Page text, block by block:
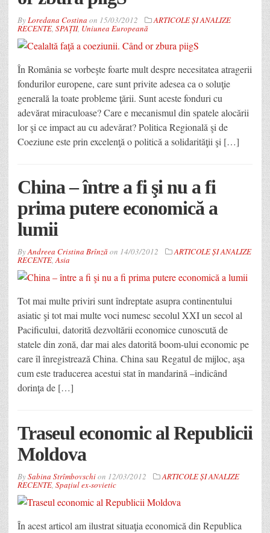
ByLoredana Costina on 15/03/2012 ARTICOLE ȘI ANALIZE
RECENTE, SPAȚII, Uniunea Europeană
În România se vorbeşte foarte mult despre necesitatea atragerii
fondurilor europene, care sunt privite adesea ca o soluţie
generală la toate probleme ţării. Sunt aceste fonduri cu
adevărat miraculoase? Care e mecanismul din spatele alocării
lor şi ce impact au cu adevărat? Politica Regională şi de
Coeziune este prin excelenţă o politică a solidarităţii şi […]
China – între a fi şi nu a fi
prima putere economică a
lumii
ByAndreea Cristina Brînzăon 14/03/2012 ARTICOLE ȘI ANALIZE
RECENTE,Asia
Tot mai multe priviri sunt îndreptate asupra continentului
asiatic şi tot mai multe voci numesc secolul XXI un secol al
Pacificului, datorită dezvoltării economice cunoscută de
statele din zonă, dar mai ales datorită boom-ului economic pe
care îl înregistrează China. China sau Regatul de mijloc, aşa
cum este traducerea acestui stat în mandarină –indicând
dorinţa de […]
Traseul economic al Republicii
Moldova
BySabina Strîmbovschion 12/03/2012 ARTICOLE ȘI ANALIZE
RECENTE, Spațiul ex-sovietic
În acest articol am ilustrat situaţia economică din Republica